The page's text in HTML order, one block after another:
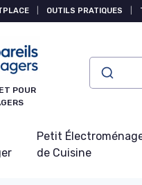
OUTILS PRATIQUES
POUR
Petit
de Cuisine
cookies